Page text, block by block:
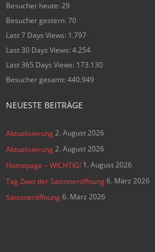
Besucher heute: 29
Besucher gestern: 70
Last 7 Days Views: 1.797
Last 30 Days Views: 4.254
Last 365 Days Views: 173.130
Besucher gesamt: 440.949
NEUESTE BEITRÄGE
Aktualisierung2. August 2026
Aktualisierung2. August 2026
Homepage – WICHTIG! 1. August 2026
Tag Zwei der Saisoneröffnung6. März 2026
Saisoneröffnung6. März 2026